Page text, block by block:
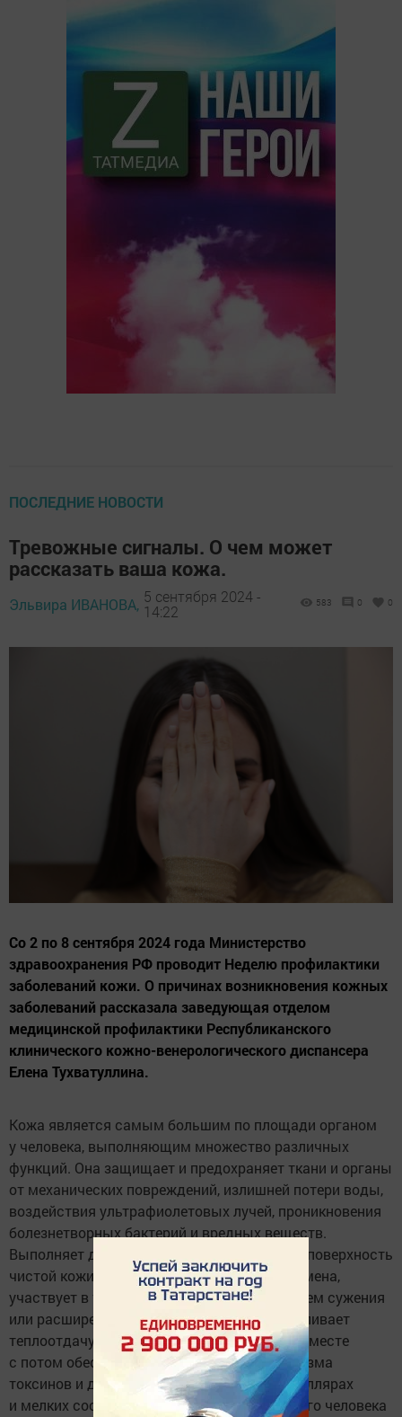
ПОСЛЕДНИЕ НОВОСТИ
Тревожные сигналы. О чем может
рассказать ваша кожа.
Эльвира ИВАНОВА, 5 сентября 2024 -
14:22
583 0 0
Со 2 по 8 сентября 2024 года Министерство
здравоохранения РФ проводит Неделю профилактики
заболеваний кожи. О причинах возникновения кожных
заболеваний рассказала заведующая отделом
медицинской профилактики Республиканского
клинического кожно-венерологического диспансера
Елена Тухватуллина.
Кожа является самым большим по площади органом
у человека, выполняющим множество различных
функций. Она защищает и предохраняет ткани и органы
от механических повреждений, излишней потери воды,
воздействия ультрафиолетовых лучей, проникновения
болезнетворных бактерий и вредных веществ.
Выполняет дыхательную функцию — через поверхность
чистой кожи осуществляется до 1% газообмена,
участвует в терморегуляции организма путем сужения
или расширения кровеносных сосудов, усиливает
теплоотдачу путем потовыделения. Также вместе
с потом обеспечивает выделение из организма
токсинов и даже тяжелых металлов. В капиллярах
и мелких сосудах кожного покрова взрослого человека